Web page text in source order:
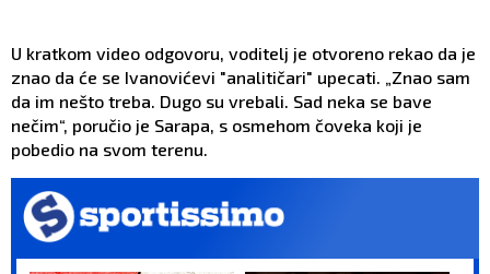
U kratkom video odgovoru, voditelj je otvoreno rekao da je
znao da će se Ivanovićevi "analitičari" upecati. „Znao sam
da im nešto treba. Dugo su vrebali. Sad neka se bave
nečim“, poručio je Sarapa, s osmehom čoveka koji je
pobedio na svom terenu.